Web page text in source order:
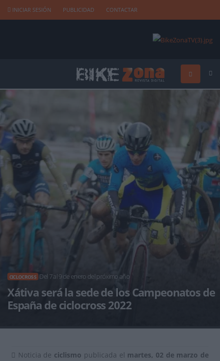
INICIAR SESIÓN PUBLICIDAD CONTACTAR
CICLOCROSS Del 7 al 9 de enero del próximo año
Xátiva será la sede de los Campeonatos de
España de ciclocross 2022
Noticia de ciclismo publicada el martes, 02 de marzo de